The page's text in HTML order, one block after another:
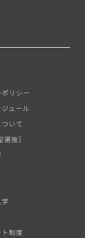
リシー
ュール
いて
抜］
制度